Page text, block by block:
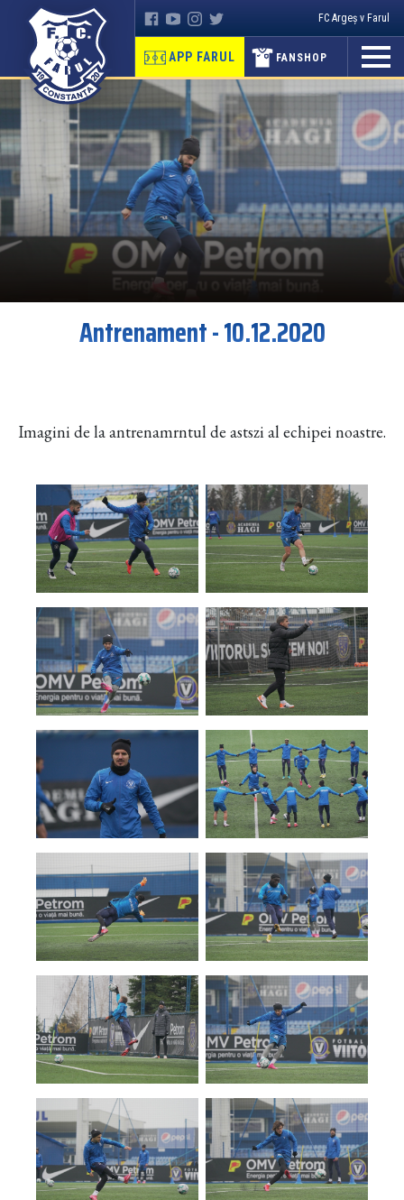
FC Argeș v Farul
APP FARUL FANSHOP
Antrenament - 10.12.2020
Imagini de la antrenamrntul de astszi al echipei noastre.